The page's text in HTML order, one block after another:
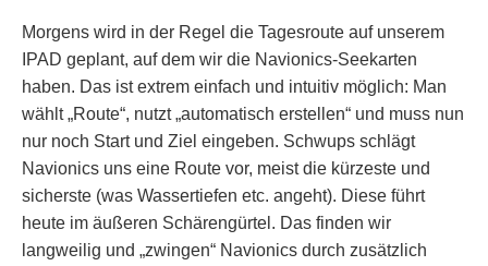
Morgens wird in der Regel die Tagesroute auf unserem
IPAD geplant, auf dem wir die Navionics-Seekarten
haben. Das ist extrem einfach und intuitiv möglich: Man
wählt „Route“, nutzt „automatisch erstellen“ und muss nun
nur noch Start und Ziel eingeben. Schwups schlägt
Navionics uns eine Route vor, meist die kürzeste und
sicherste (was Wassertiefen etc. angeht). Diese führt
heute im äußeren Schärengürtel. Das finden wir
langweilig und „zwingen“ Navionics durch zusätzlich